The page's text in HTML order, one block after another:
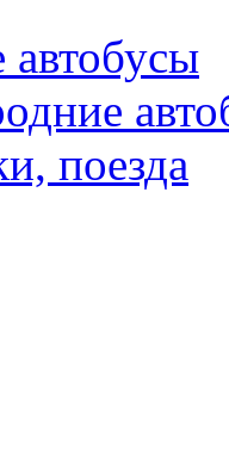
автобусы
поезда